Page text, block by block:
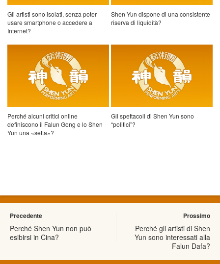
Gli artisti sono isolati, senza poter
usare smartphone o accedere a
Internet?
Shen Yun dispone di una consistente
riserva di liquidità?
Perché alcuni critici online
definiscono il Falun Gong e lo Shen
Yun una «setta»?
Gli spettacoli di Shen Yun sono
“politici”?
Precedente
Perché Shen Yun non può
esibirsi in Cina?
Prossimo
Perché gli artisti di Shen
Yun sono interessati alla
Falun Dafa?